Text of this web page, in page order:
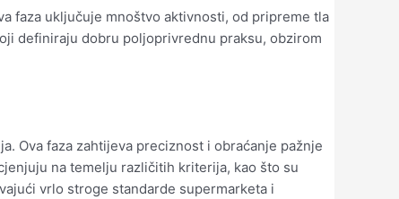
faza uključuje mnoštvo aktivnosti, od pripreme tla
definiraju dobru poljoprivrednu praksu, obzirom
Ova faza zahtijeva preciznost i obraćanje pažnje
na temelju različitih kriterija, kao što su
vrlo stroge standarde supermarketa i